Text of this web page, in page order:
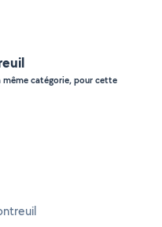
catégorie, pour cette